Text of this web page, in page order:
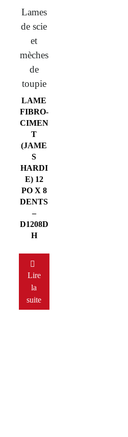
Lames
de scie
et
mèches
de
toupie
LAME
FIBRO-
CIMEN
T
(JAME
S
HARDI
E) 12
PO X 8
DENTS
–
D1208D
H
Lire
la
suite